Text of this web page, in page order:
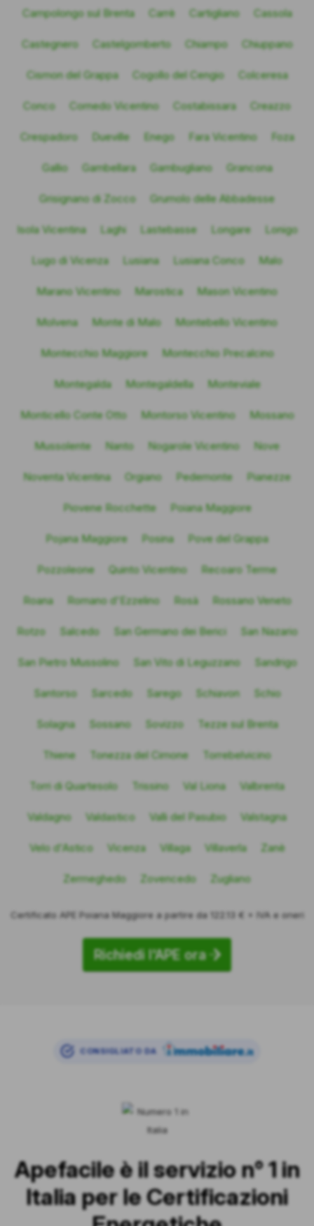
Campolongo sul Brenta Carrè Cartigliano Cassola
Castegnero Castelgomberto Chiampo Chiuppano
Cismon del Grappa Cogollo del Cengio Colceresa
Conco Cornedo Vicentino Costabissara Creazzo
Crespadoro Dueville Enego Fara Vicentino Foza
Gallio Gambellara Gambugliano Grancona
Grisignano di Zocco Grumolo delle Abbadesse
Isola Vicentina Laghi Lastebasse Longare Lonigo
Lugo di Vicenza Lusiana Lusiana Conco Malo
Marano Vicentino Marostica Mason Vicentino
Molvena Monte di Malo Montebello Vicentino
Montecchio Maggiore Montecchio Precalcino
Montegalda Montegaldella Monteviale
Monticello Conte Otto Montorso Vicentino Mossano
Mussolente Nanto Nogarole Vicentino Nove
Noventa Vicentina Orgiano Pedemonte Pianezze
Piovene Rocchette Poiana Maggiore
Pojana Maggiore Posina Pove del Grappa
Pozzoleone Quinto Vicentino Recoaro Terme
Roana Romano d'Ezzelino Rosà Rossano Veneto
Rotzo Salcedo San Germano dei Berici San Nazario
San Pietro Mussolino San Vito di Leguzzano Sandrigo
Santorso Sarcedo Sarego Schiavon Schio
Solagna Sossano Sovizzo Tezze sul Brenta
Thiene Tonezza del Cimone Torrebelvicino
Torri di Quartesolo Trissino Val Liona Valbrenta
Valdagno Valdastico Valli del Pasubio Valstagna
Velo d'Astico Vicenza Villaga Villaverla Zanè
Zermeghedo Zovencedo Zugliano
Certificato APE Poiana Maggiore a partire da 122.13 € + IVA e oneri
Richiedi l'APE ora
CONSIGLIATO DA
Apefacile è il servizio n° 1 in
Italia per le Certificazioni